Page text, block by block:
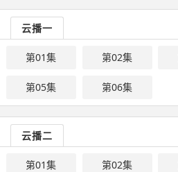
云播一
第01集 第02集
第05集 第06集
云播二
第01集 第02集